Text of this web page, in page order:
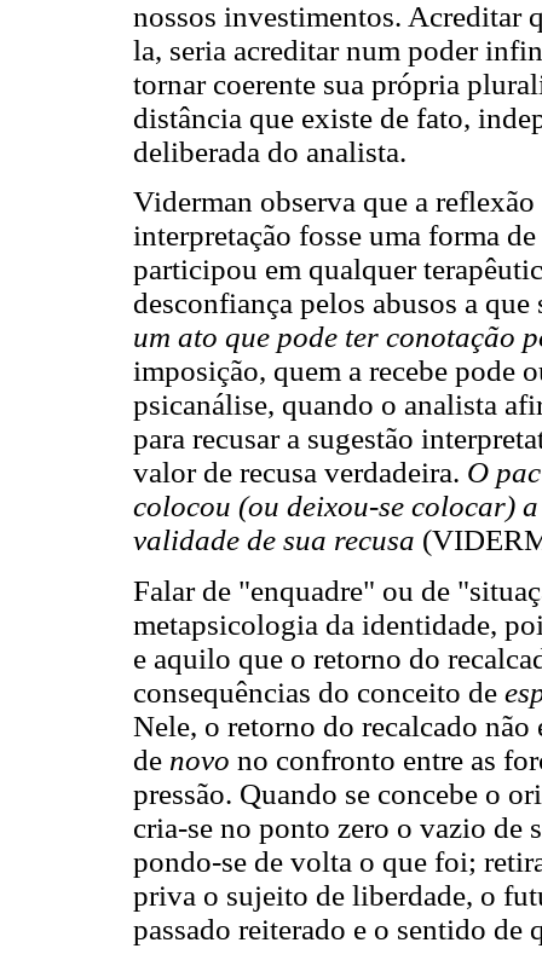
nossos investimentos. Acreditar
la, seria acreditar num poder
tornar coerente sua própria
distância que existe de fato,
deliberada do analista.
Viderman observa que a
interpretação fosse uma forma
participou em qualquer
desconfiança pelos abusos a
um ato que pode ter conotação
imposição, quem a recebe pode
psicanálise, quando o analista
para recusar a sugestão
valor de recusa verdadeira. O
colocou (ou deixou-se colocar)
validade de sua recusa
Falar de "enquadre" ou de
metapsicologia da identidade,
e aquilo que o retorno do
consequências do conceito de
Nele, o retorno do recalcado
de novo no confronto entre as
pressão. Quando se concebe o
cria-se no ponto zero o vazio de
pondo-se de volta o que foi;
priva o sujeito de liberdade, o
passado reiterado e o sentido